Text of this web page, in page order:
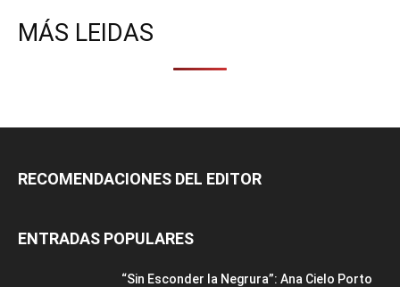
MÁS LEIDAS
RECOMENDACIONES DEL EDITOR
ENTRADAS POPULARES
“Sin Esconder la Negrura”: Ana Cielo Porto